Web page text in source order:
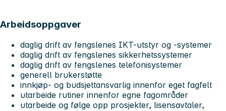
Arbeidsoppgaver
daglig drift av fengslenes IKT-utstyr og -systemer
daglig drift av fengslenes sikkerhetssystemer
daglig drift av fengslenes telefonisystemer
generell brukerstøtte
innkjøp- og budsjettansvarlig innenfor eget fagfelt
utarbeide rutiner innenfor egne fagområder
utarbeide og følge opp prosjekter, lisensavtaler,